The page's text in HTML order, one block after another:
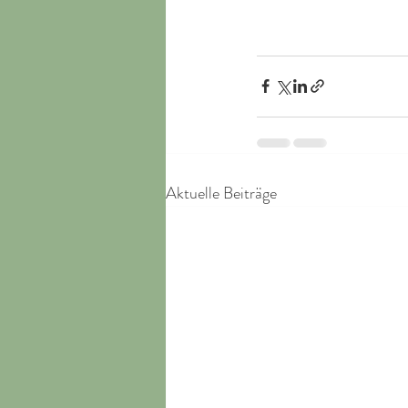
Aktuelle Beiträge